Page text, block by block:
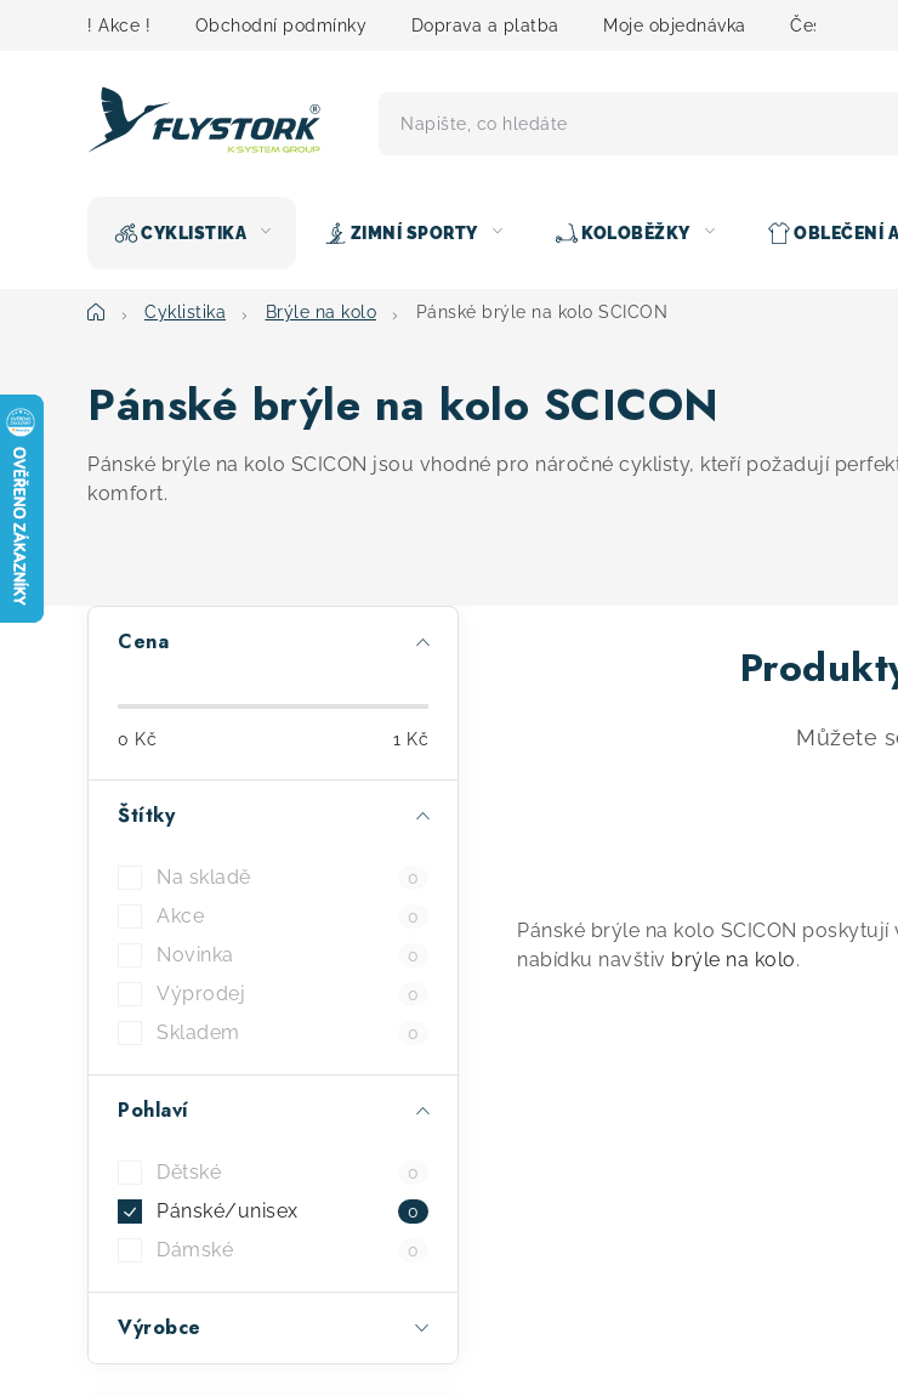
! Akce ! Obchodní podmínky Doprava a platba Moje objednávka Čeština
CYKLISTIKA ZIMNÍ SPORTY KOLOBĚŽKY OBLEČENÍ
DomůCyklistika Brýle na kolo Pánské brýle na kolo SCICON
Pánské brýle na kolo SCICON
Pánské brýle na kolo SCICON jsou vhodné pro náročné cyklisty, kteří požadují
komfort.
P
t
a
Cena
0 Kč 1 Kč
Štítky
Na skladě 0
Akce 0
Novinka 0
Výprodej 0
Skladem 0
Pohlaví
Dětské 0
Pánské/unisex 0
Dámské 0
Výrobce
Můžete
Pánské brýle na kolo SCICON
nabídku navštiv brýle na kolo.